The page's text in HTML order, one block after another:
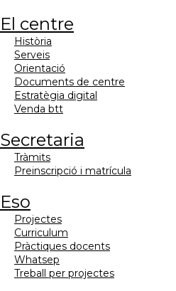
el centre
història
serveis
orientació
documents de centre
estratègia digital
venda btt
secretaria
tràmits
preinscripció i matrícula
eso
projectes
curriculum
pràctiques docents
whatsep
treball per projectes